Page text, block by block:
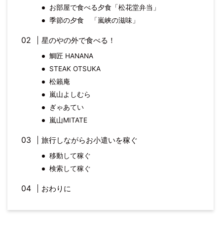
お部屋で食べる夕食「松花堂弁当」
季節の夕食 「嵐峡の滋味」
星のやの外で食べる！
鯛匠 HANANA
STEAK OTSUKA
松籟庵
嵐山よしむら
ぎゃあてい
嵐山MITATE
旅行しながらお小遣いを稼ぐ
移動して稼ぐ
検索して稼ぐ
おわりに